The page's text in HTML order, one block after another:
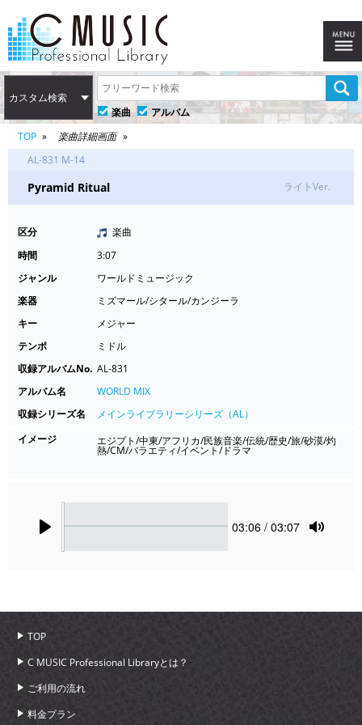
カスタム検索
楽曲
アルバム
TOP
楽曲詳細画面
AL-831 M-14
Pyramid Ritual ライトVer.
区分
楽曲
時間
3:07
ジャンル
ワールドミュージック
楽器
ミズマール/シタール/カンジーラ
キー
メジャー
テンポ
ミドル
収録アルバムNo. AL-831
アルバム名
WORLD MIX
収録シリーズ名
メインライブラリーシリーズ（AL）
イメージ
エジプト/中東/アフリカ/民族音楽/伝統/歴史/旅/砂漠/灼
熱/CM/バラエティ/イベント/ドラマ
Current
03:06 / 03:07
TOP
C MUSIC Professional Libraryとは？
ご利用の流れ
料金プラン